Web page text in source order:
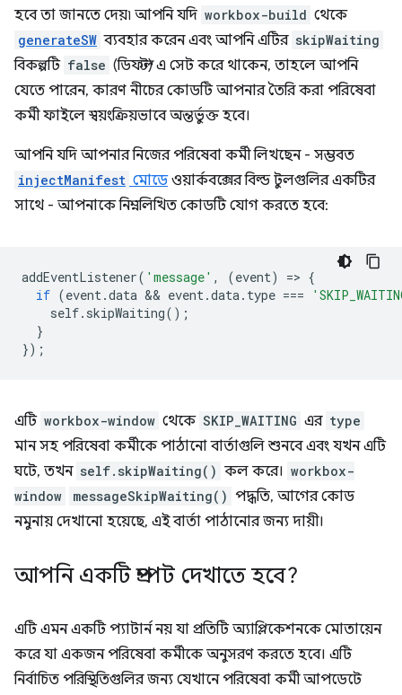
হবে তা জানতে দেয়৷ আপনি যদি workbox-build থেকে
generateSW ব্যবহার করেন এবং আপনি এটির skipWaiting
বিকল্পটি false (ডিফল্ট) এ সেট করে থাকেন, তাহলে আপনি
যেতে পারেন, কারণ নীচের কোডটি আপনার তৈরি করা পরিষেবা
কর্মী ফাইলে স্বয়ংক্রিয়ভাবে অন্তর্ভুক্ত হবে।
আপনি যদি আপনার নিজের পরিষেবা কর্মী লিখছেন - সম্ভবত
injectManifest মোডেওয়ার্কবক্সের বিল্ড টুলগুলির একটির
সাথে - আপনাকে নিম্নলিখিত কোডটি যোগ করতে হবে:
addEventListener( 'message' , (event) => {
if (event.data && event.data. type ===
self. skipWaiting();
}
});
এটি workbox-window থেকে SKIP_WAITING এর type
মান সহ পরিষেবা কর্মীকে পাঠানো বার্তাগুলি শুনবে এবং যখন এটি
ঘটে, তখন self.skipWaiting() কল করে। workbox-
window
messageSkipWaiting() পদ্ধতি, আগের কোড
নমুনায় দেখানো হয়েছে, এই বার্তা পাঠানোর জন্য দায়ী।
আপনি একটি প্রম্পট দেখাতে হবে?
এটি এমন একটি প্যাটার্ন নয় যা প্রতিটি অ্যাপ্লিকেশনকে মোতায়েন
করে যা একজন পরিষেবা কর্মীকে অনুসরণ করতে হবে। এটি
নির্বাচিত পরিস্থিতিগুলির জন্য যেখানে পরিষেবা কর্মী আপডেটে